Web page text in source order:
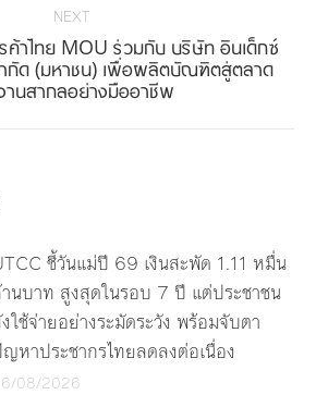
NEXT
Next
post:
ค้าไทย MOU ร่วมกับ บริษัท อินเด็กซ์
ำกัด (มหาชน) เพื่อผลิตบัณฑิตสู่ตลาด
านสากลอย่างมืออาชีพ
ชี้วันแม่ปี 69 เงินสะพัด 1.11 หมื่น
นบาท สูงสุดในรอบ 7 ปี แต่ประชาชน
ใช้จ่ายอย่างระมัดระวัง พร้อมจับตา
หาประชากรไทยลดลงต่อเนื่อง
08/2026